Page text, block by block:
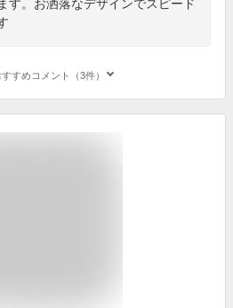
す。お洒落なデザインでスピード
すめコメント（3件）